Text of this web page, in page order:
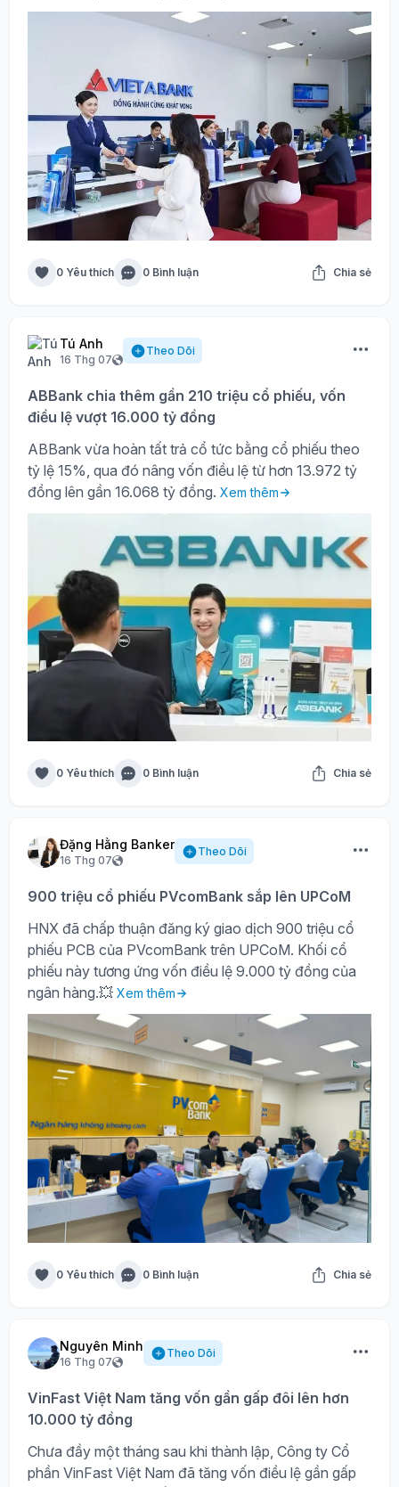
0 Yêu thích 0 Bình luận Chia sẻ
Tú Anh
16 Thg 07
Theo Dõi
ABBank chia thêm gần 210 triệu cổ phiếu, vốn
điều lệ vượt 16.000 tỷ đồng
ABBank vừa hoàn tất trả cổ tức bằng cổ phiếu theo
tỷ lệ 15%, qua đó nâng vốn điều lệ từ hơn 13.972 tỷ
đồng lên gần 16.068 tỷ đồng. Xem thêm
0 Yêu thích 0 Bình luận Chia sẻ
Đặng Hằng Banker
16 Thg 07
Theo Dõi
900 triệu cổ phiếu PVcomBank sắp lên UPCoM
HNX đã chấp thuận đăng ký giao dịch 900 triệu cổ
phiếu PCB của PVcomBank trên UPCoM. Khối cổ
phiếu này tương ứng vốn điều lệ 9.000 tỷ đồng của
ngân hàng.💥 Xem thêm
0 Yêu thích 0 Bình luận Chia sẻ
Nguyên Minh
16 Thg 07
Theo Dõi
VinFast Việt Nam tăng vốn gần gấp đôi lên hơn
10.000 tỷ đồng
Chưa đầy một tháng sau khi thành lập, Công ty Cổ
phần VinFast Việt Nam đã tăng vốn điều lệ gần gấp